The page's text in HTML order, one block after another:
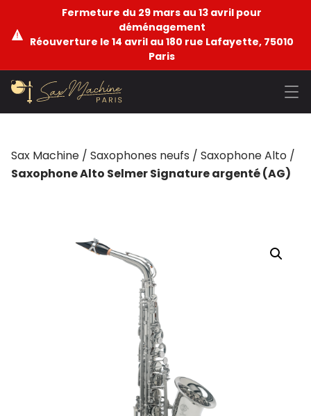
Fermeture du 29 mars au 13 avril pour
déménagement
Réouverture le 14 avril au 180 rue Lafayette, 75010
Paris
Sax Machine / Saxophones neufs / Saxophone Alto /
Saxophone Alto Selmer Signature argenté (AG)